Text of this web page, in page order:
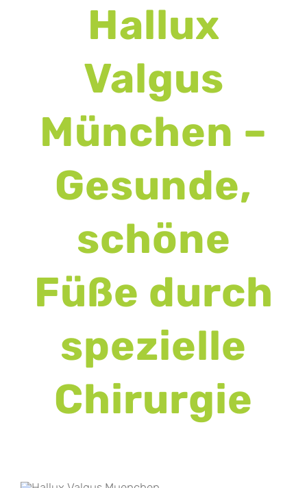
Hallux
Valgus
München –
Gesunde,
schöne
Füße durch
spezielle
Chirurgie